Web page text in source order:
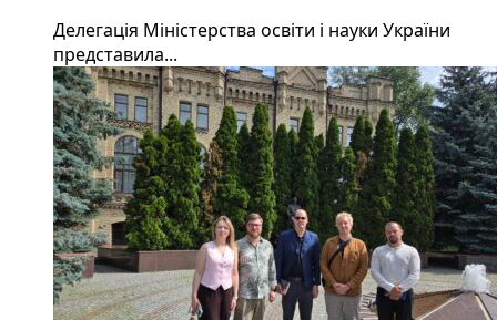
Делегація Міністерства освіти і науки України
представила...